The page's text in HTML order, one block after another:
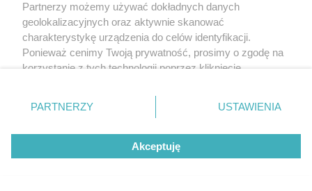
Działka-jamnik to nie problem - to 5
projektów na wąską działkę
MATERIAŁ SPONSOROWANY
Partnerzy możemy używać dokładnych danych
geolokalizacyjnych oraz aktywnie skanować
charakterystykę urządzenia do celów identyfikacji.
Ponieważ cenimy Twoją prywatność, prosimy o zgodę na
korzystanie z tych technologii poprzez kliknięcie
zmienić/wycofać klikając przycisk ustawień prywatności
znajdujący się w lewym dolnym rogu strony
rodzaje przetwarzania danych nie wymagają zgody
użytkownika, ale masz prawo sprzeciwić się takiemu
przetwarzaniu. Preferencje będą miały zastosowanie tylko
PARTNERZY USTAWIENIA
Akceptuję